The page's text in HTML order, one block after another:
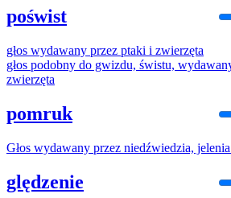
poświst
głos wydawany przez ptaki i zwierzęta
głos podobny do gwizdu, świstu,
zwierzęta
pomruk
Głos wydawany przez niedźwiedzia,
ględzenie